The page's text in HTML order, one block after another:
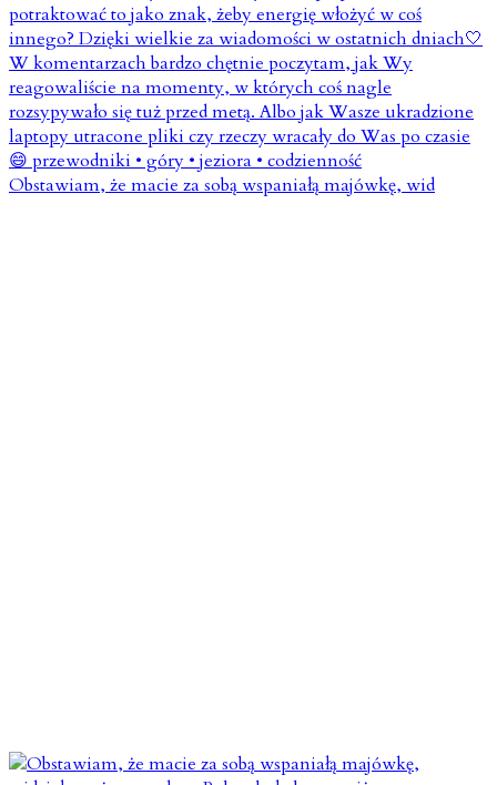
Obstawiam, że macie za sobą wspaniałą majówkę, wid